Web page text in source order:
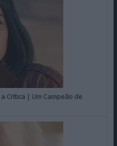
Crítica | Um Campeão de